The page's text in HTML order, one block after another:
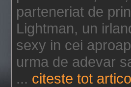
parteneriat de
Lightman, un
sexy in cei
urma de adevar
... citeste tot